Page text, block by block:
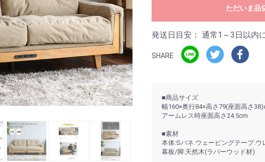
ただいま品
発送日目安： 通常1～3日以内
SHARE
■商品サイズ
幅160×奥行84×高さ79(座面高さ
アームレス時座面高さ24.5cm
■素材
本体:Sバネ.ウェービングテープ.ウ
幕板/脚:天然木(ラバーウッド材)